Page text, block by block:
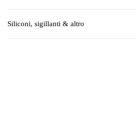
Siliconi, sigillanti & altro